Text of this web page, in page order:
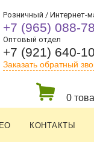
Розничный / Интернет-
+7 (965) 088-
Оптовый отдел
+7 (921) 640-
Заказать обратный
0
КОНТАКТЫ